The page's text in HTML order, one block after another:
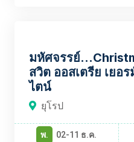
มหัศจรรย์
สวิต ออสเตรีย เยอ
ไตน์
ยุโรป
พ. 02-11 ธ.ค.